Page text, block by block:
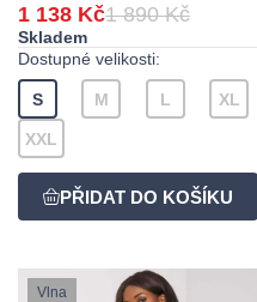
1 138 Kč1 890 Kč
Skladem
Dostupné velikosti:
S M L XL
XXL
Vlna